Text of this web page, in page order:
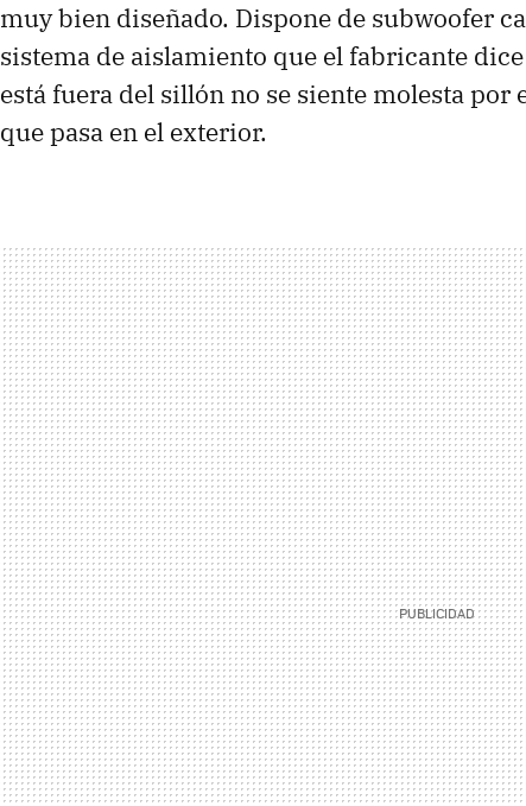
muy bien diseñado. Dispone de subwoofer
sistema de aislamiento que el fabricante
está fuera del sillón no se siente molesta por
que pasa en el exterior.